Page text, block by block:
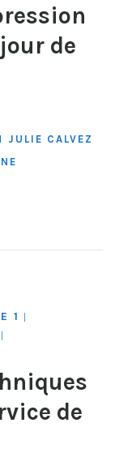
de
JULIE CALVEZ
1
de